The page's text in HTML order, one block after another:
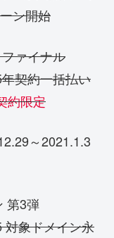
ン開始
ァイナル
約一括払い
約限定
～2021.1.3
第3弾
対象ドメイン永